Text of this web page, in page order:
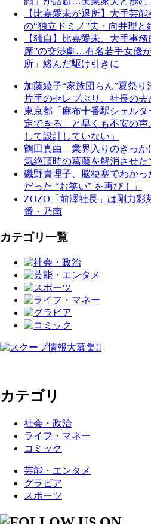
【比嘉愛未が退所】大手芸
の“独立ドミノ”夫・向井理と
【独自】比嘉愛未、大手事
席”の交渉劇…有名若手女優
所」絡んだ駆け引きに
加藤綾子“家族団らん”夏祭
片手のセレブぶり、社長の夫
東京都「麻布十番駅シェル
定できる」と早くも不安の
して設計していない」
鶴田真由 業界入りのきっか
気絶頂時の葛藤を解消させた
磯野貴理子、脳梗塞でわか
だった “お笑い” を再び！」
ZOZO「前澤社長」は剛力彩
番・乃南
カテゴリ一覧
カテゴリ
社会・政治
ライフ・マネー
コミック
芸能・エンタメ
グラビア
スポーツ